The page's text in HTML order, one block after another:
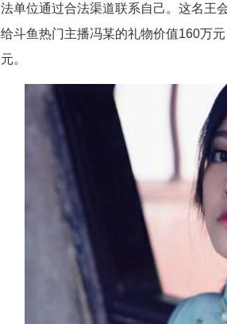
法单位通过合法渠道联系自己。这名王
给斗鱼热门主播冯某的礼物价值160万
元。